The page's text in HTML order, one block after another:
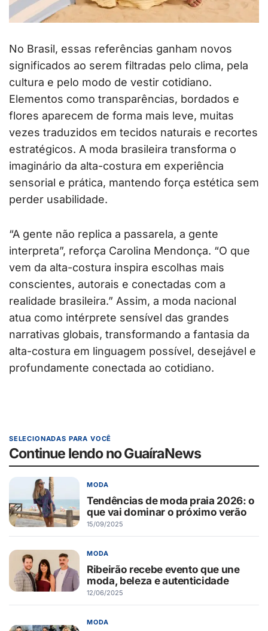
No Brasil, essas referências ganham novos
significados ao serem filtradas pelo clima, pela
cultura e pelo modo de vestir cotidiano.
Elementos como transparências, bordados e
flores aparecem de forma mais leve, muitas
vezes traduzidos em tecidos naturais e recortes
estratégicos. A moda brasileira transforma o
imaginário da alta-costura em experiência
sensorial e prática, mantendo força estética sem
perder usabilidade.
“A gente não replica a passarela, a gente
interpreta”, reforça Carolina Mendonça. “O que
vem da alta-costura inspira escolhas mais
conscientes, autorais e conectadas com a
realidade brasileira.” Assim, a moda nacional
atua como intérprete sensível das grandes
narrativas globais, transformando a fantasia da
alta-costura em linguagem possível, desejável e
profundamente conectada ao cotidiano.
SELECIONADAS PARA VOCÊ
Continue lendo no GuaíraNews
MODA
Tendências de moda praia 2026: o
que vai dominar o próximo verão
15/09/2025
MODA
Ribeirão recebe evento que une
moda, beleza e autenticidade
12/06/2025
MODA